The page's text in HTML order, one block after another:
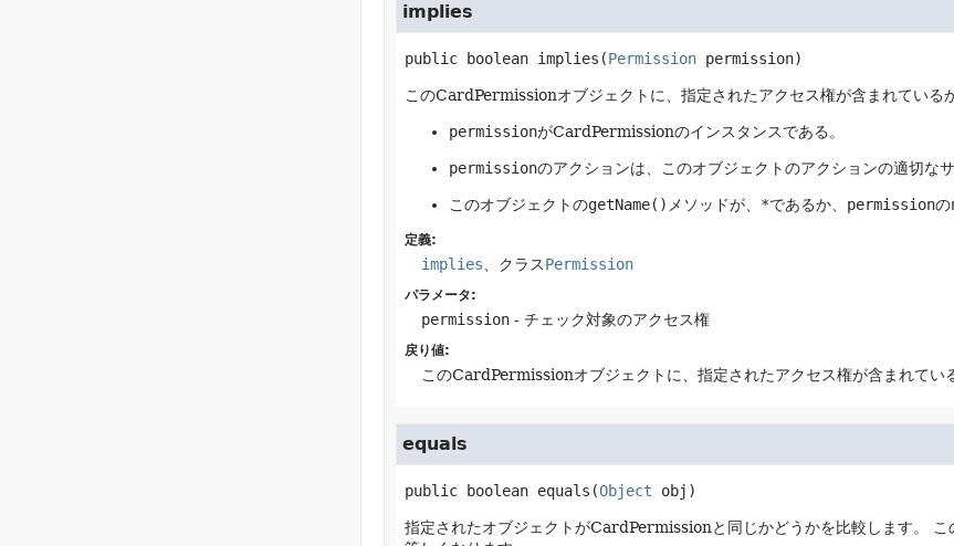
implies
public boolean implies (Permission permission)
このCardPermissionオブジェクトに、指定されたアクセス権が含まれている
permissionがCardPermissionのインスタンスである。
permissionのアクションは、このオブジェクトのアクションの適切なサ
このオブジェクトのgetName() メソッドが、 *であるか、 permissionの
定義:
implies 、クラスPermission
パラメータ:
permission- チェック対象のアクセス権
戻り値:
このCardPermissionオブジェクトに、指定されたアクセス権が含まれてい
equals
public boolean equals (Object obj)
指定されたオブジェクトがCardPermissionと同じかどうかを比較します。 こ